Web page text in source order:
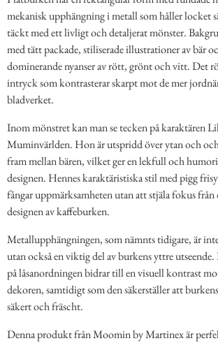
mekanisk upphängning i metall som håller locket
täckt med ett livligt och detaljerat mönster.
med tätt packade, stiliserade illustrationer av bär
dominerande nyanser av rött, grönt och vitt. Det
intryck som kontrasterar skarpt mot de mer
bladverket.
Inom mönstret kan man se tecken på karaktären
Muminvärlden. Hon är utspridd över ytan och
fram mellan bären, vilket ger en lekfull och
designen. Hennes karaktäristiska stil med pigg
fångar uppmärksamheten utan att stjäla fokus från
designen av kaffeburken.
Metallupphängningen, som nämnts tidigare, är
utan också en viktig del av burkens yttre
på låsanordningen bidrar till en visuell kontrast
dekoren, samtidigt som den säkerställer att
säkert och fräscht.
Denna produkt från Moomin by Martinex är